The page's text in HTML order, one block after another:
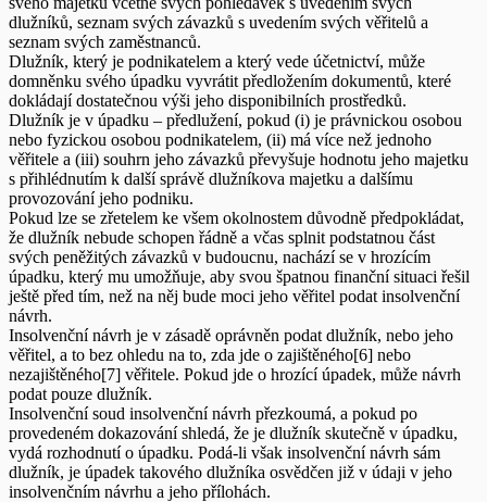
dlužníků, seznam svých závazků s uvedením svých věřitelů a
seznam svých zaměstnanců.
Dlužník, který je podnikatelem a který vede účetnictví, může
domněnku svého úpadku vyvrátit předložením dokumentů, které
dokládají dostatečnou výši jeho disponibilních prostředků.
Dlužník je v úpadku – předlužení, pokud (i) je právnickou osobou
nebo fyzickou osobou podnikatelem, (ii) má více než jednoho
věřitele a (iii) souhrn jeho závazků převyšuje hodnotu jeho majetku
s přihlédnutím k další správě dlužníkova majetku a dalšímu
provozování jeho podniku.
Pokud lze se zřetelem ke všem okolnostem důvodně předpokládat,
že dlužník nebude schopen řádně a včas splnit podstatnou část
svých peněžitých závazků v budoucnu, nachází se v hrozícím
úpadku, který mu umožňuje, aby svou špatnou finanční situaci řešil
ještě před tím, než na něj bude moci jeho věřitel podat insolvenční
návrh.
Insolvenční návrh je v zásadě oprávněn podat dlužník, nebo jeho
věřitel, a to bez ohledu na to, zda jde o zajištěného[6] nebo
nezajištěného[7] věřitele. Pokud jde o hrozící úpadek, může návrh
podat pouze dlužník.
Insolvenční soud insolvenční návrh přezkoumá, a pokud po
provedeném dokazování shledá, že je dlužník skutečně v úpadku,
vydá rozhodnutí o úpadku. Podá-li však insolvenční návrh sám
dlužník, je úpadek takového dlužníka osvědčen již v údaji v jeho
insolvenčním návrhu a jeho přílohách.